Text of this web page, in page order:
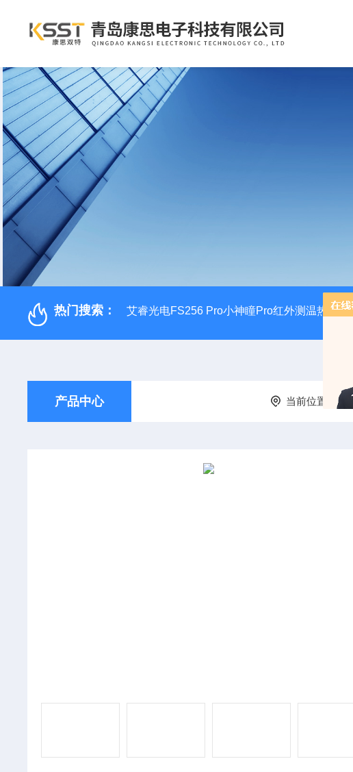
热门搜索： 艾睿光电FS256 Pro小神瞳Pro红外测温热像仪
产品中心 当前位置： 首页